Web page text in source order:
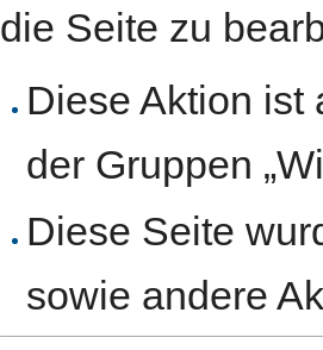
die Seite zu
Diese Aktion ist
der Gruppen
Diese Seite
sowie andere